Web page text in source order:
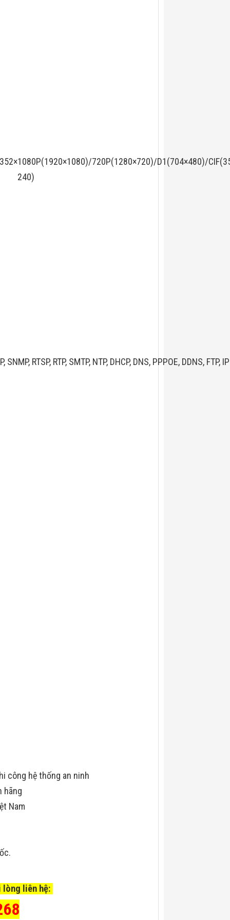
1080P(1920×1080)/720P(1280×720)/D1(704×480)/
240)
RTSP, RTP, SMTP, NTP, DHCP, DNS, PPPOE, DDNS, FTP, IP
công hệ thống an ninh
hãng
Nam
liên hệ: